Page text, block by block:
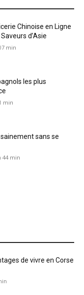
Chinoise en Ligne
d’Asie
min
les plus
min
sans se
44 min
de vivre en Corse